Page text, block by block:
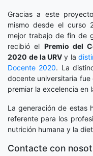
Gracias a este
mismo desde el curso
mejor trabajo de fin de
recibió el Premio del
2020 de la URV y la
Docente 2020. La
docente universitaria
premiar la excelencia en
La generación de estas
referente para los
nutrición humana y la
Contacte con